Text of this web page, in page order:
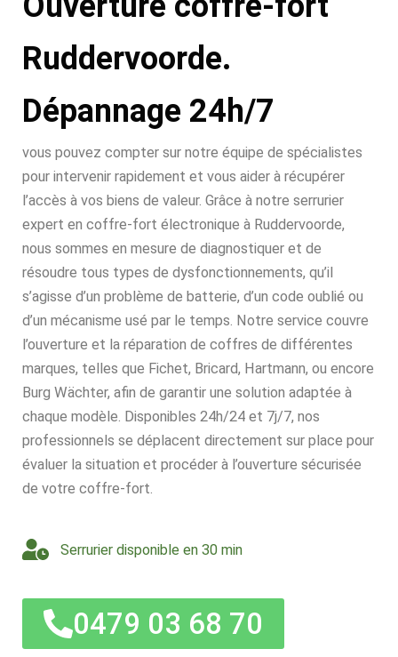
Ruddervoorde.
Dépannage 24h/7
vous pouvez compter sur notre équipe de spécialistes
pour intervenir rapidement et vous aider à récupérer
l’accès à vos biens de valeur. Grâce à notre serrurier
expert en coffre-fort électronique à Ruddervoorde,
nous sommes en mesure de diagnostiquer et de
résoudre tous types de dysfonctionnements, qu’il
s’agisse d’un problème de batterie, d’un code oublié ou
d’un mécanisme usé par le temps. Notre service couvre
l’ouverture et la réparation de coffres de différentes
marques, telles que Fichet, Bricard, Hartmann, ou encore
Burg Wächter, afin de garantir une solution adaptée à
chaque modèle. Disponibles 24h/24 et 7j/7, nos
professionnels se déplacent directement sur place pour
évaluer la situation et procéder à l’ouverture sécurisée
de votre coffre-fort.
Serrurier disponible en 30 min
0479 03 68 70